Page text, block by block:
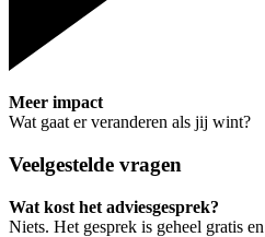
Meer impact
Wat gaat er veranderen als jij wint?
Veelgestelde vragen
Wat kost het adviesgesprek?
Niets. Het gesprek is geheel gratis